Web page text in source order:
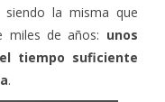
siendo la misma que
miles de años: unos
tiempo suficiente
.